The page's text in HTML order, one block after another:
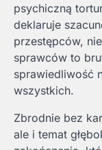
psychiczną
deklaruje
przestępców,
sprawców to
sprawiedliwość
wszystkich.
Zbrodnie bez
ale i temat